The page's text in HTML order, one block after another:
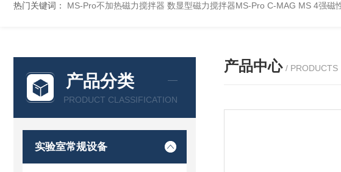
热门关键词： MS-Pro不加热磁力搅拌器 数显型磁力搅拌器MS-Pro C-MAG MS 4强磁
产品分类
PRODUCT CLASSIFICATION
实验室常规设备
产品中心 / PRODUCTS